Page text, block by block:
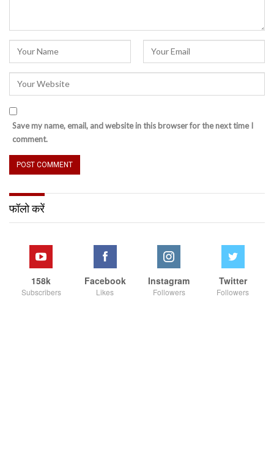
Save my name, email, and website in this browser for the next time I
comment.
फॉलो करें
158k
Subscribers
Facebook
Likes
Instagram
Followers
Twitter
Followers